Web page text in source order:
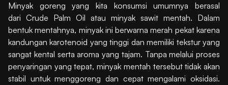
Minyak goreng yang kita konsumsi umumnya berasal
dari Crude Palm Oil atau minyak sawit mentah. Dalam
bentuk mentahnya, minyak ini berwarna merah pekat karena
kandungan karotenoid yang tinggi dan memiliki tekstur yang
sangat kental serta aroma yang tajam. Tanpa melalui proses
penyaringan yang tepat, minyak mentah tersebut tidak akan
stabil untuk menggoreng dan cepat mengalami oksidasi.